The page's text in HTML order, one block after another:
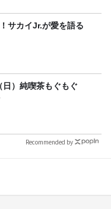
サカイJr.が愛を語る
）純喫茶もぐもぐ
Recommended by